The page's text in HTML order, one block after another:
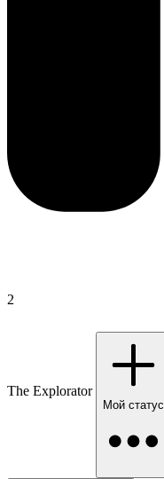
2
The Explorator
Мой статус